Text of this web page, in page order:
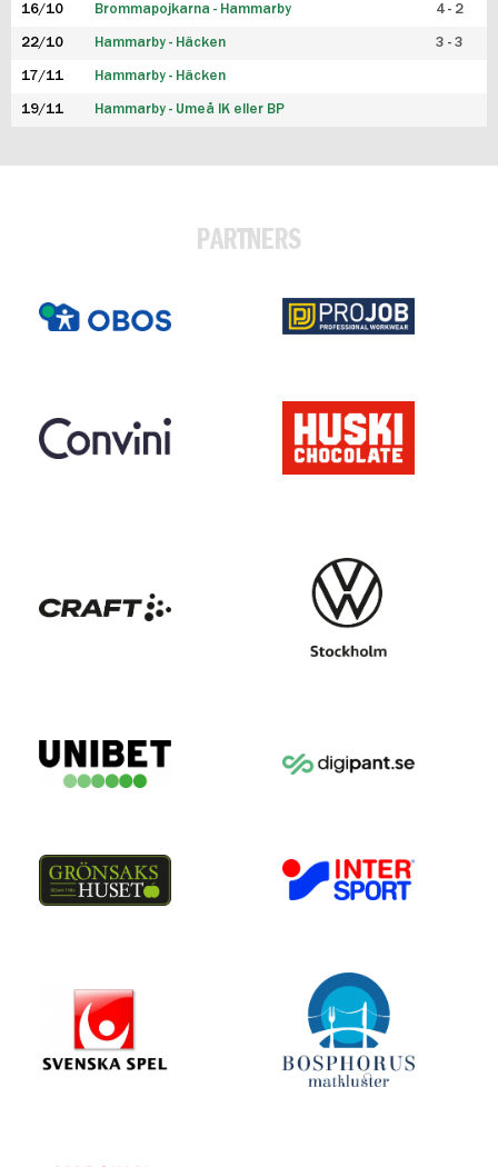
16/10 Brommapojkarna - Hammarby 4 - 2
22/10 Hammarby - Häcken 3 - 3
17/11 Hammarby - Häcken
19/11 Hammarby - Umeå IK eller BP
PARTNERS